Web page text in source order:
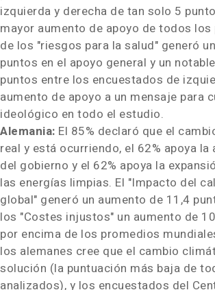
izquierda y derecha de tan solo 5
mayor aumento de apoyo de todos los
de los "riesgos para la salud" generó
puntos en el apoyo general y un
puntos entre los encuestados de
aumento de apoyo a un mensaje para
ideológico en todo el estudio.
Alemania: El 85% declaró que el
real y está ocurriendo, el 62% apoya
del gobierno y el 62% apoya la
las energías limpias. El "Impacto del
global" generó un aumento de 11,4
los "Costes injustos" un aumento de
por encima de los promedios
los alemanes cree que el cambio
solución (la puntuación más baja de
analizados), y los encuestados del